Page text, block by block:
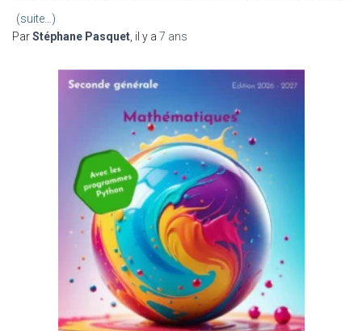
(suite…)
ParStéphane Pasquet , il y a 7 ans